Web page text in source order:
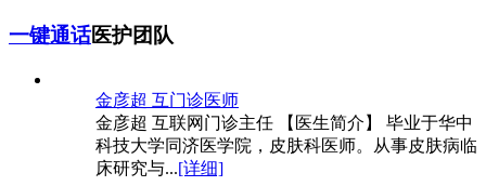
一键通话医护团队
金彦超 互门诊医师
金彦超 互联网门诊主任 【医生简介】 毕业于华中
科技大学同济医学院，皮肤科医师。从事皮肤病临
床研究与...[详细]